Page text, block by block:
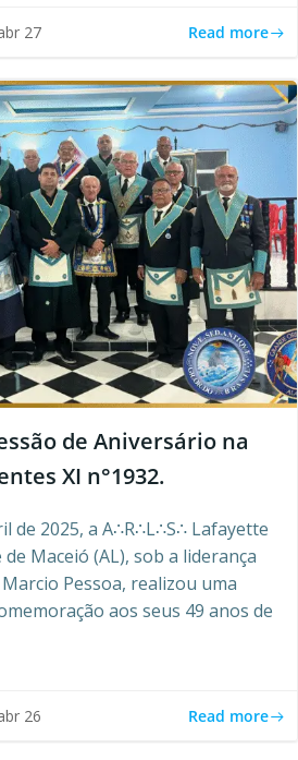
27 Read more
de Aniversário na
XI n°1932.
de 2025, a A∴R∴L∴S∴ Lafayette
Maceió (AL), sob a liderança
Pessoa, realizou uma
aos seus 49 anos de
26 Read more